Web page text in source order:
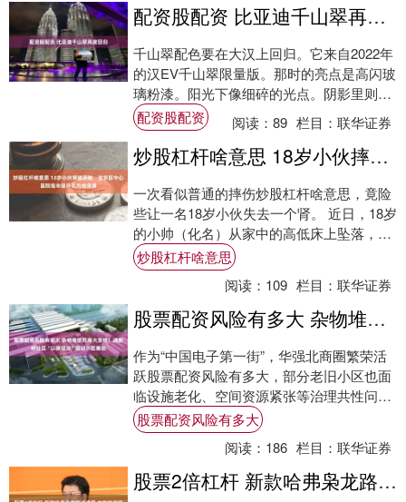
配资股配资 比亚迪千山翠再度回归
千山翠配色要在大汉上回归。它来自2022年
的汉EV千山翠限量版。那时的亮点是高闪玻
璃粉漆。阳光下像细碎的光点。阴影里则沉
稳如墨配资股配资。还有一整套专属配置。
....
配资股配资 阅读：89 栏目：联华证券
炒股杠杆啥意思 18岁小伙摔破肾脏，宝安区中心医院毫米级开孔为他保肾
一次看似普通的摔伤炒股杠杆啥意思，竟险
些让一名18岁小伙失去一个肾。 近日，18岁
的小帅（化名）从家中的高低床上坠落，右
侧腰腹持续疼痛。起初，他和家人以为只是
普....
炒股杠杆啥意思
阅读： 109 栏目：联华证券
股票配资风险有多大 杂物堆放死角大变样！通新岭社区“以换促治”撬动小区善治
作为“中国电子第一街”，华强北商圈繁荣活
跃股票配资风险有多大，部分老旧小区也面
临设施老化、空间资源紧张等治理共性问
题。 今年以来，依托福田区“五微三化”部
署，通....
股票配资风险有多大
阅读： 186 栏目：联华证券
股票2倍杠杆 新款哈弗枭龙路试谍照 内饰换装怀挡优化储物空间